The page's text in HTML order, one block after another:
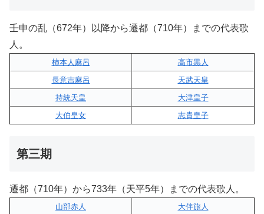
壬申の乱（672年）以降から遷都（710年）までの代表歌
人。
柿本人麻呂
高市黒人
長意吉麻呂
天武天皇
持統天皇
大津皇子
大伯皇女
志貴皇子
第三期
遷都（710年）から733年（天平5年）までの代表歌人。
山部赤人
大伴旅人